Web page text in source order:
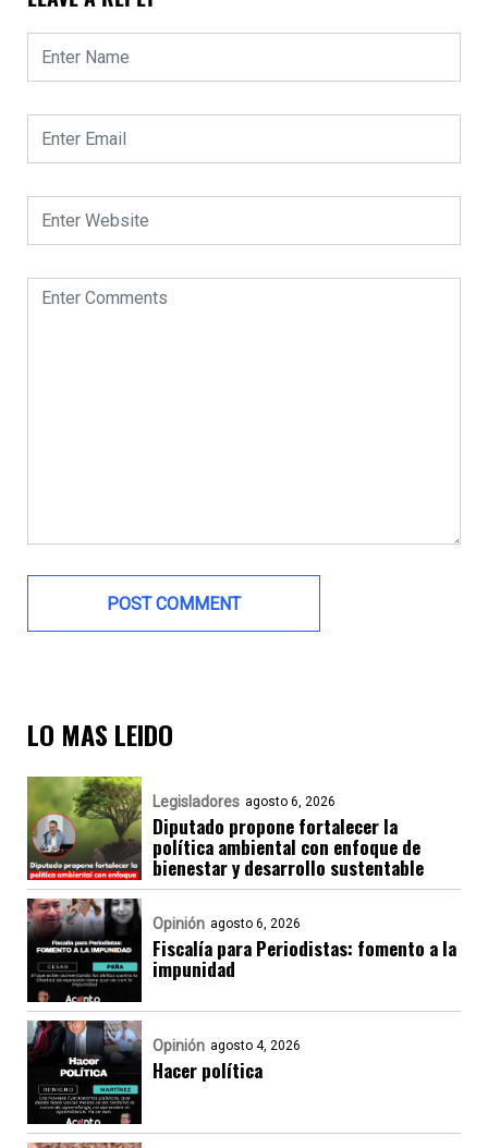
LO MAS LEIDO
Legisladores agosto 6, 2026
Diputado propone fortalecer la
política ambiental con enfoque de
bienestar y desarrollo sustentable
Opinión agosto 6, 2026
Fiscalía para Periodistas: fomento a la
impunidad
Opinión agosto 4, 2026
Hacer política